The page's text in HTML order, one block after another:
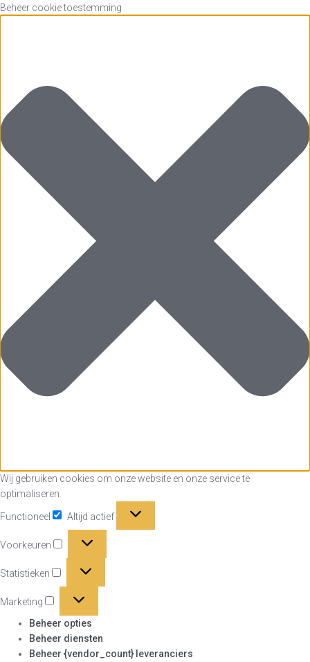
Beheer cookie toestemming
Wij gebruiken cookies om onze website en onze service te
optimaliseren.
Functioneel Altijd actief
Voorkeuren
Statistieken
Marketing
Marketing
Beheer opties
Beheer diensten
Beheer {vendor_count} leveranciers